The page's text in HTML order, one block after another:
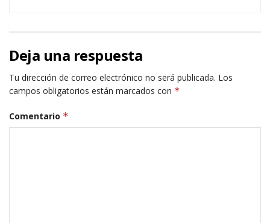
Deja una respuesta
Tu dirección de correo electrónico no será publicada. Los
campos obligatorios están marcados con *
Comentario *